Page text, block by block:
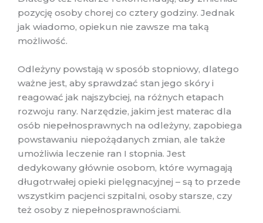
pozycję osoby chorej co cztery godziny. Jednak
jak wiadomo, opiekun nie zawsze ma taką
możliwość.
Odleżyny powstają w sposób stopniowy, dlatego
ważne jest, aby sprawdzać stan jego skóry i
reagować jak najszybciej, na różnych etapach
rozwoju rany. Narzędzie, jakim jest materac dla
osób niepełnosprawnych na odleżyny, zapobiega
powstawaniu niepożądanych zmian, ale także
umożliwia leczenie ran I stopnia. Jest
dedykowany głównie osobom, które wymagają
długotrwałej opieki pielęgnacyjnej – są to przede
wszystkim pacjenci szpitalni, osoby starsze, czy
też osoby z niepełnosprawnościami.